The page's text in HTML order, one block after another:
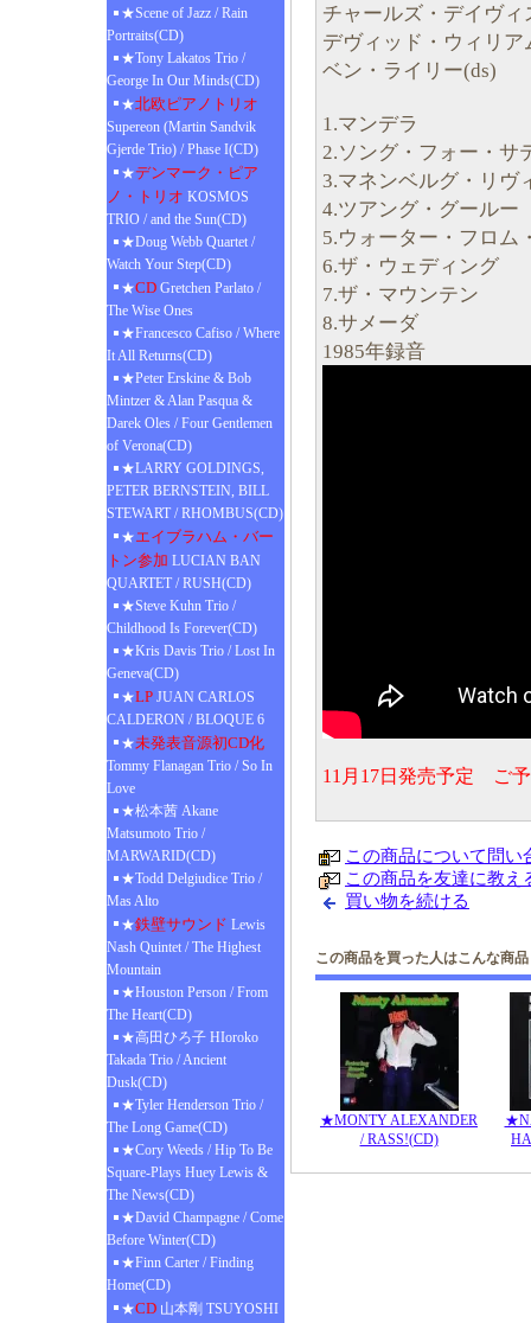
★Scene of Jazz / Rain
Portraits(CD)
★Tony Lakatos Trio /
George In Our Minds(CD)
★北欧ピアノトリオ
Supereon (Martin Sandvik
Gjerde Trio) / Phase I(CD)
★デンマーク・ピア
ノ・トリオ KOSMOS
TRIO / and the Sun(CD)
★Doug Webb Quartet /
Watch Your Step(CD)
★CD Gretchen Parlato /
The Wise Ones
★Francesco Cafiso / Where
It All Returns(CD)
★Peter Erskine & Bob
Mintzer & Alan Pasqua &
Darek Oles / Four Gentlemen
of Verona(CD)
★LARRY GOLDINGS,
PETER BERNSTEIN, BILL
STEWART / RHOMBUS(CD)
★エイブラハム・バー
トン参加 LUCIAN BAN
QUARTET / RUSH(CD)
★Steve Kuhn Trio /
Childhood Is Forever(CD)
★Kris Davis Trio / Lost In
Geneva(CD)
★LP JUAN CARLOS
CALDERON / BLOQUE 6
★未発表音源初CD化
Tommy Flanagan Trio / So In
Love
★松本茜 Akane
Matsumoto Trio /
MARWARID(CD)
★Todd Delgiudice Trio /
Mas Alto
★鉄壁サウンド Lewis
Nash Quintet / The Highest
Mountain
★Houston Person / From
The Heart(CD)
★高田ひろ子 HIoroko
Takada Trio / Ancient
Dusk(CD)
★Tyler Henderson Trio /
The Long Game(CD)
★Cory Weeds / Hip To Be
Square-Plays Huey Lewis &
The News(CD)
★David Champagne / Come
Before Winter(CD)
★Finn Carter / Finding
Home(CD)
★CD 山本剛 TSUYOSHI
チャールズ・デイヴィ
デヴィッド・ウィリア
ベン・ライリー(ds)
1.マンデラ
2.ソング・フォー・サ
3.マネンベルグ・リヴ
4.ツアング・グールー
5.ウォーター・フロム
6.ザ・ウェディング
7.ザ・マウンテン
8.サメーダ
1985年録音
11月17日発売予定 ご
この商品について問い
この商品を友達に教え
買い物を続ける
この商品を買った人はこんな商
★MONTY ALEXANDER
/ RASS!(CD)